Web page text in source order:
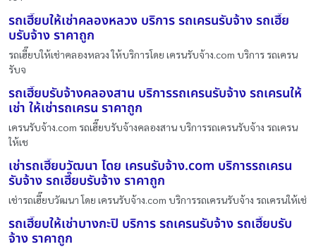
รถเฮี๊ยบให้เช่าคลองหลวง บริการ รถเครนรับจ้าง รถเฮี๊ย
บรับจ้าง ราคาถูก
รถเฮี๊ยบให้เช่าคลองหลวง ให้บริการโดย เครนรับจ้าง.com บริการ รถเครน
รับจ
รถเฮี๊ยบรับจ้างคลองสาน บริการรถเครนรับจ้าง รถเครนให้
เช่า ให้เช่ารถเครน ราคาถูก
เครนรับจ้าง.com รถเฮี๊ยบรับจ้างคลองสาน บริการรถเครนรับจ้าง รถเครน
ให้เช
เช่ารถเฮี๊ยบวัฒนา โดย เครนรับจ้าง.com บริการรถเครน
รับจ้าง รถเฮี๊ยบรับจ้าง ราคาถูก
เช่ารถเฮี๊ยบวัฒนา โดย เครนรับจ้าง.com บริการรถเครนรับจ้าง รถเครนให้เช่
รถเฮี๊ยบให้เช่าบางกะปิ บริการ รถเครนรับจ้าง รถเฮี๊ยบรับ
จ้าง ราคาถูก